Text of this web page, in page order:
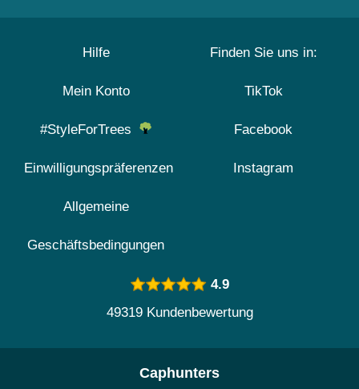
Hilfe
Mein Konto
#StyleForTrees
Einwilligungspräferenzen
Allgemeine
Geschäftsbedingungen
Finden Sie uns in:
TikTok
Facebook
Instagram
4.9
49319 Kundenbewertung
Caphunters